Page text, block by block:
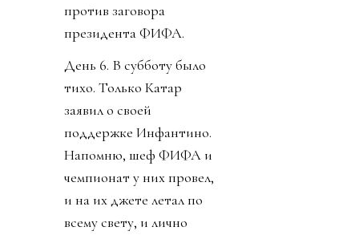
против заговора
президента ФИФА.
День 6. В субботу было
тихо. Только Катар
заявил о своей
поддержке Инфантино.
Напомню, шеф ФИФА и
чемпионат у них провел,
и на их джете летал по
всему свету, и лично